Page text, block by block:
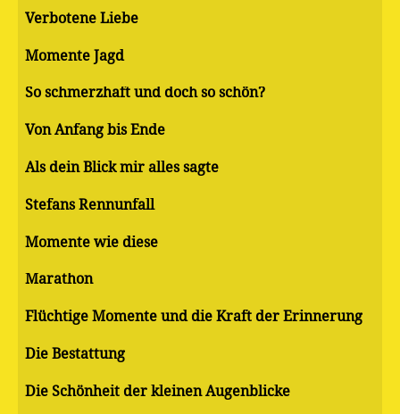
Verbotene Liebe
Momente Jagd
So schmerzhaft und doch so schön?
Von Anfang bis Ende
Als dein Blick mir alles sagte
Stefans Rennunfall
Momente wie diese
Marathon
Flüchtige Momente und die Kraft der Erinnerung
Die Bestattung
Die Schönheit der kleinen Augenblicke